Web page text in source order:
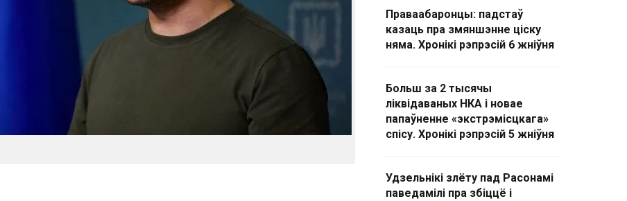
Праваабаронцы: падстаў
казаць пра змяншэнне ціску
няма. Хронікі рэпрэсій 6 жніўня
Больш за 2 тысячы
ліквідаваных НКА і новае
папаўненне «экстрэмісцкага»
спісу. Хронікі рэпрэсій 5 жніўня
Удзельнікі злёту пад Расонамі
паведамілі пра збіццё і